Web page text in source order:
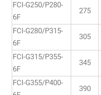
FCI-G250/P280-
6F
275
FCI-G280/P315-
6F
305
FCI-G315/P355-
6F
345
FCI-G355/P400-
390